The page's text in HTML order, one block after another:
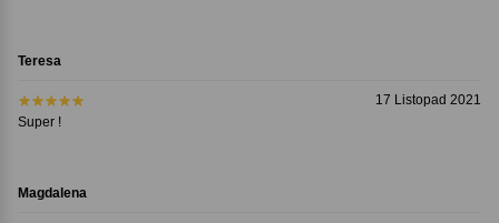
Teresa
17 Listopad 2021
Super !
Magdalena